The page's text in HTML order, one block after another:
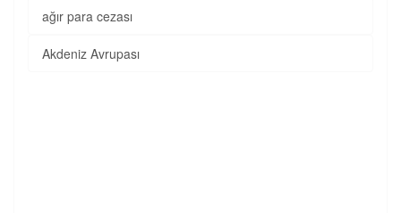
ağır para cezası
Akdeniz Avrupası